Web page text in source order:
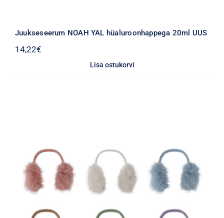
Juukseseerum NOAH YAL hüaluroonhappega 20ml UUS
14,22€
Lisa ostukorvi